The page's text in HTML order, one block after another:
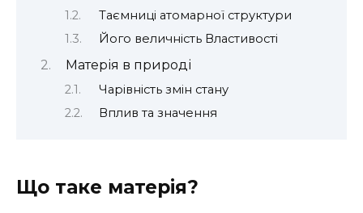
Таємниці атомарної структури
Його величність Властивості
Матерія в природі
Чарівність змін стану
Вплив та значення
Що таке матерія?